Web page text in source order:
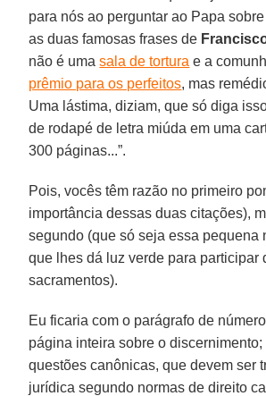
para nós ao perguntar ao Papa
as duas famosas frases de
não é umasala de tortura e a
prêmio para os perfeitos, mas
Uma lástima, diziam, que só diga
de rodapé de letra miúda em uma
300 páginas...”.
Pois, vocês têm razão no primeiro
importância dessas duas citações),
segundo (que só seja essa pequena
que lhes dá luz verde para participar
sacramentos).
Eu ficaria com o parágrafo de
página inteira sobre o
questões canônicas, que devem ser
jurídica segundo normas de direito